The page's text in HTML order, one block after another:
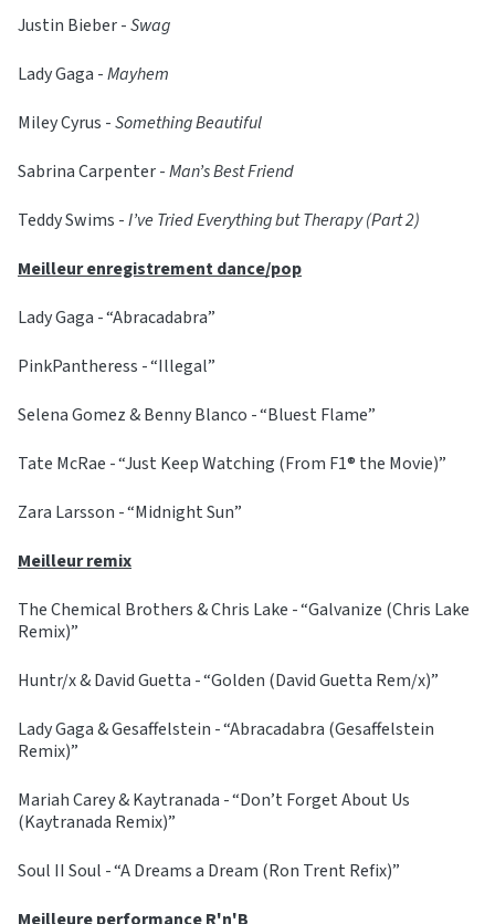
Justin Bieber -Swag
Lady Gaga -Mayhem
Miley Cyrus -Something Beautiful
Sabrina Carpenter -Man’s Best Friend
Teddy Swims -I’ve Tried Everything but Therapy (Part 2)
Meilleur enregistrement dance/pop
Lady Gaga - “Abracadabra”
PinkPantheress - “Illegal”
Selena Gomez & Benny Blanco - “Bluest Flame”
Tate McRae - “Just Keep Watching (From F1® the Movie)”
Zara Larsson - “Midnight Sun”
Meilleur remix
The Chemical Brothers & Chris Lake - “Galvanize (Chris Lake
Remix)”
Huntr/x & David Guetta - “Golden (David Guetta Rem/x)”
Lady Gaga & Gesaffelstein - “Abracadabra (Gesaffelstein
Remix)”
Mariah Carey & Kaytranada - “Don’t Forget About Us
(Kaytranada Remix)”
Soul II Soul - “A Dreams a Dream (Ron Trent Refix)”